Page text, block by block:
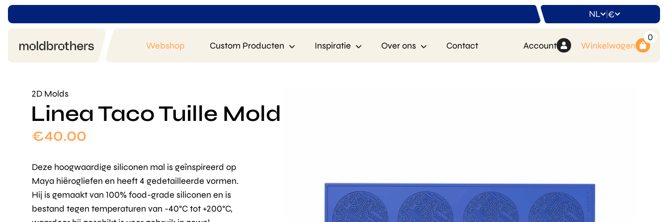
NL | €
Webshop Custom Producten Inspiratie Over ons Contact Account
0
Winkelwagen
2D Molds
Linea Taco Tuille Mold
€40.00
Deze hoogwaardige siliconen mal is geïnspireerd op
Maya hiërogliefen en heeft 4 gedetailleerde vormen.
Hij is gemaakt van 100% food-grade siliconen en is
bestand tegen temperaturen van -40°C tot +200°C,